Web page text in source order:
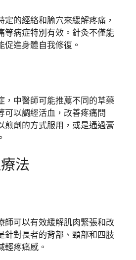
定的經絡和腧穴來緩解疼痛，
等病症特別有效。針灸不僅能
促進身體自我修復。
，中醫師可能推薦不同的草藥
可以調經活血，改善疼痛問
煎劑的方式服用，或是通過膏
法
師可以有效緩解肌肉緊張和改
針對長者的背部、頸部和四肢
輕疼痛感。